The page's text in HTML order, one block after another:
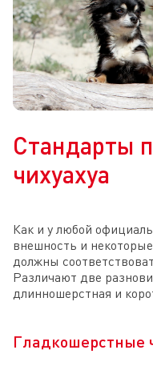
Стандарты
чихуахуа
Как и у любой
внешность и
должны
Различают две
длинношерстная и
Гладкошерстные